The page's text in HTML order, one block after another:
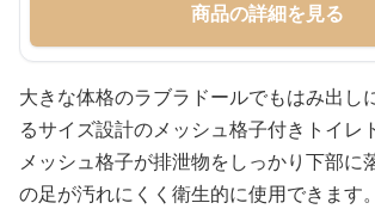
商品の詳細を見る
大きな体格のラブラドールでもはみ出し
るサイズ設計のメッシュ格子付きトイレ
メッシュ格子が排泄物をしっかり下部に
の足が汚れにくく衛生的に使用できます。